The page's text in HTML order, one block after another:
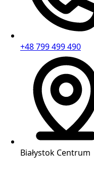
+48 799 499 490
Białystok Centrum